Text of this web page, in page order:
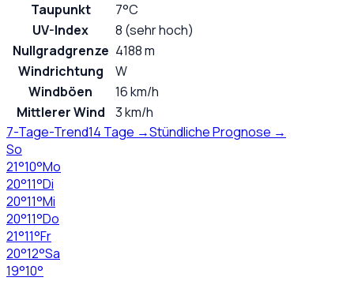
Taupunkt
7°C
UV-Index
8 (sehr hoch)
Nullgradgrenze 4188 m
Windrichtung
W
Windböen
16 km/h
Mittlerer Wind
3 km/h
7-Tage-Trend14 Tage →Stündliche Prognose →
So
21°10°Mo
20°11°Di
20°11°Mi
20°11°Do
21°11°Fr
20°12°Sa
19°10°